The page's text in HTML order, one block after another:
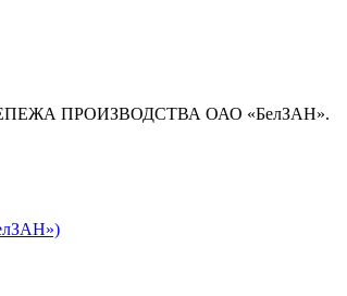
ПРОИЗВОДСТВА ОАО «БелЗАН».